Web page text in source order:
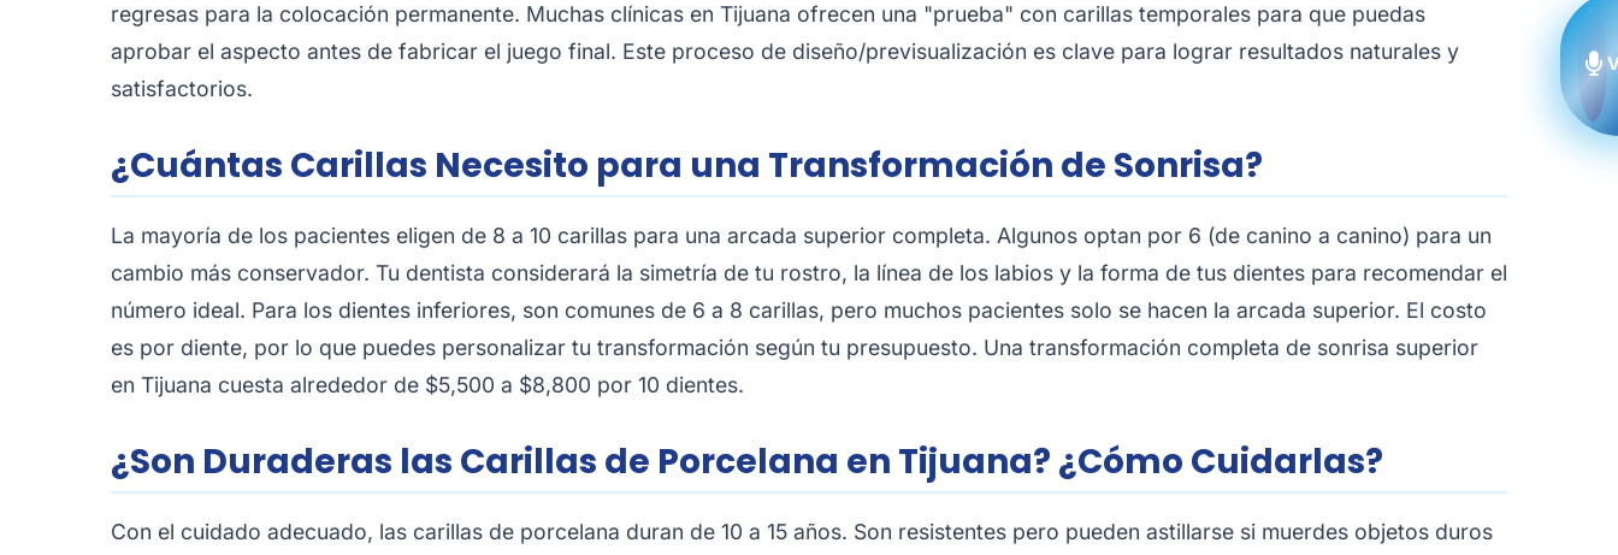
regresas para la colocación permanente. Muchas clínicas en Tijuana ofrecen una "prueba" con carillas temporales para que puedas
aprobar el aspecto antes de fabricar el juego final. Este proceso de diseño/previsualización es clave para lograr resultados naturales y
satisfactorios.
¿Cuántas Carillas Necesito para una Transformación de Sonrisa?
La mayoría de los pacientes eligen de 8 a 10 carillas para una arcada superior completa. Algunos optan por 6 (de canino a canino) para un
cambio más conservador. Tu dentista considerará la simetría de tu rostro, la línea de los labios y la forma de tus dientes para recomendar el
número ideal. Para los dientes inferiores, son comunes de 6 a 8 carillas, pero muchos pacientes solo se hacen la arcada superior. El costo
es por diente, por lo que puedes personalizar tu transformación según tu presupuesto. Una transformación completa de sonrisa superior
en Tijuana cuesta alrededor de $5,500 a $8,800 por 10 dientes.
¿Son Duraderas las Carillas de Porcelana en Tijuana? ¿Cómo Cuidarlas?
Con el cuidado adecuado, las carillas de porcelana duran de 10 a 15 años. Son resistentes pero pueden astillarse si muerdes objetos duros